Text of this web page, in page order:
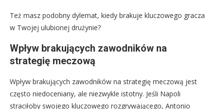
Też masz podobny dylemat, kiedy brakuje kluczowego gracza
w Twojej ulubionej drużynie?
Wpływ brakujących zawodników na
strategię meczową
Wpływ brakujących zawodników na strategię meczową jest
często niedoceniany, ale niezwykle istotny. Jeśli Napoli
straciłoby swojego kluczowego rozgrywającego, Antonio